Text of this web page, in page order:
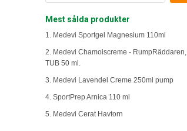
Mest sålda produkter
1. Medevi Sportgel Magnesium 110ml
2. Medevi Chamoiscreme - RumpRäddaren,
TUB 50 ml.
3. Medevi Lavendel Creme 250ml pump
4. SportPrep Arnica 110 ml
5. Medevi Cerat Havtorn